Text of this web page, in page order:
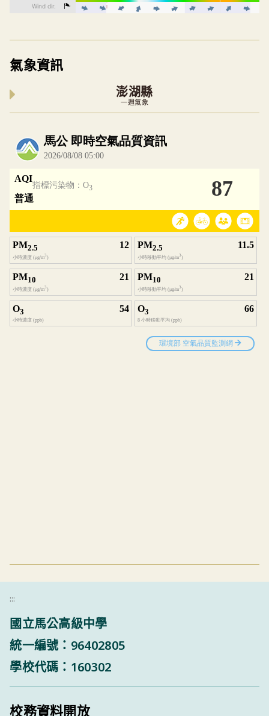
氣象資訊
澎湖縣
一週氣象
內嵌空氣品質小工具為視覺預覽，完整即時空
:::
國立馬公高級中學
統一編號：96402805
學校代碼：160302
校務資料開放